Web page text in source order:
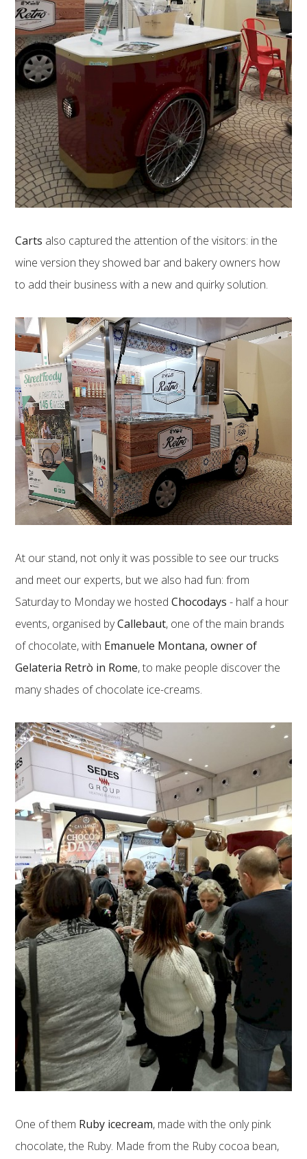
Carts also captured the attention of the visitors: in the
wine version they showed bar and bakery owners how
to add their business with a new and quirky solution.
At our stand, not only it was possible to see our trucks
and meet our experts, but we also had fun: from
Saturday to Monday we hostedChocodays - half a hour
events, organised byCallebaut, one of the main brands
of chocolate, with Emanuele Montana, owner of
Gelateria Retrò in Rome, to make people discover the
many shades of chocolate ice-creams.
One of them Ruby icecream, made with the only pink
chocolate, the Ruby. Made from the Ruby cocoa bean,